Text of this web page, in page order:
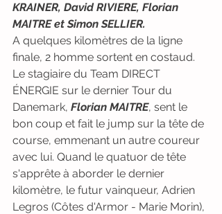
KRAINER, David RIVIERE, Florian
MAITRE et Simon SELLIER.
A quelques kilomètres de la ligne
finale, 2 homme sortent en costaud.
Le stagiaire du Team DIRECT
ÉNERGIE sur le dernier Tour du
Danemark, Florian MAITRE, sent le
bon coup et fait le jump sur la tête de
course, emmenant un autre coureur
avec lui. Quand le quatuor de tête
s'apprête à aborder le dernier
kilomètre, le futur vainqueur, Adrien
Legros (Côtes d'Armor - Marie Morin),